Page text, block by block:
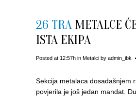
26 TRA METALCE
ISTA EKIPA
Posted at 12:57h in Metalci by admin_ibk
Sekcija metalaca dosadašnjem
povjerila je još jedan mandat.